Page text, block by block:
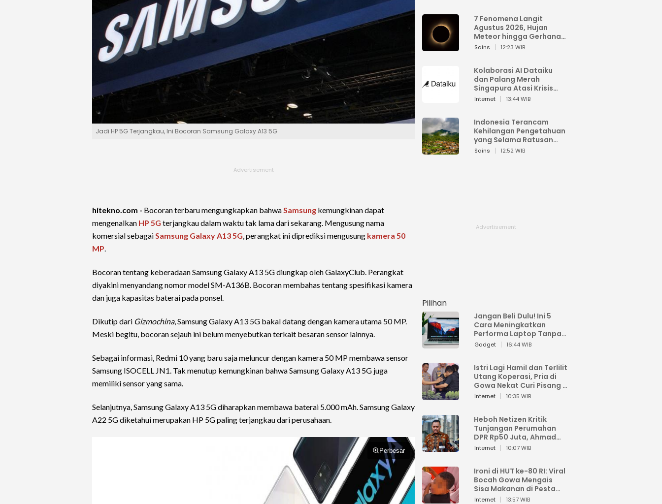
Jadi HP 5G Terjangkau, Ini Bocoran Samsung Galaxy A13 5G
hitekno.com - Bocoran terbaru mengungkapkan bahwaSamsung kemungkinan dapat
mengenalkan HP 5G terjangkau dalam waktu tak lama dari sekarang. Mengusung nama
komersial sebagaiSamsung Galaxy A13 5G, perangkat ini diprediksi mengusung kamera 50
MP.
Bocoran tentang keberadaan Samsung Galaxy A13 5G diungkap oleh GalaxyClub. Perangkat
diyakini menyandang nomor model SM-A136B. Bocoran membahas tentang spesifikasi kamera
dan juga kapasitas baterai pada ponsel.
Dikutip dari Gizmochina, Samsung Galaxy A13 5G bakal datang dengan kamera utama 50 MP.
Meski begitu, bocoran sejauh ini belum menyebutkan terkait besaran sensor lainnya.
Sebagai informasi, Redmi 10 yang baru saja meluncur dengan kamera 50 MP membawa sensor
Samsung ISOCELL JN1. Tak menutup kemungkinan bahwa Samsung Galaxy A13 5G juga
memiliki sensor yang sama.
Selanjutnya, Samsung Galaxy A13 5G diharapkan membawa baterai 5.000 mAh. Samsung Galaxy
A22 5G diketahui merupakan HP 5G paling terjangkau dari perusahaan.
Perbesar
7 Fenomena Langit
Agustus 2026, Hujan
Meteor hingga Gerhana
Matahari
Sains 12:23 WIB
Kolaborasi AI Dataiku
dan Palang Merah
Singapura Atasi Krisis
Bencana
Internet 13:44 WIB
Indonesia Terancam
Kehilangan Pengetahuan
yang Selama Ratusan
Tahun Menjaga Alam
Sains 12:52 WIB
Pilihan
Jangan Beli Dulu! Ini 5
Cara Meningkatkan
Performa Laptop Tanpa
Harus Beli Baru
Gadget 16:44 WIB
Istri Lagi Hamil dan Terlilit
Utang Koperasi, Pria di
Gowa Nekat Curi Pisang 4
Tandan Milik Tetangga,
Internet 10:35 WIB
Heboh Netizen Kritik
Tunjangan Perumahan
DPR Rp50 Juta, Ahmad
Sahroni: Enggak Senang
Internet 10:07 WIB
Ironi di HUT ke-80 RI: Viral
Bocah Gowa Mengais
Sisa Makanan di Pesta
Kemerdekaan
Internet 13:57 WIB